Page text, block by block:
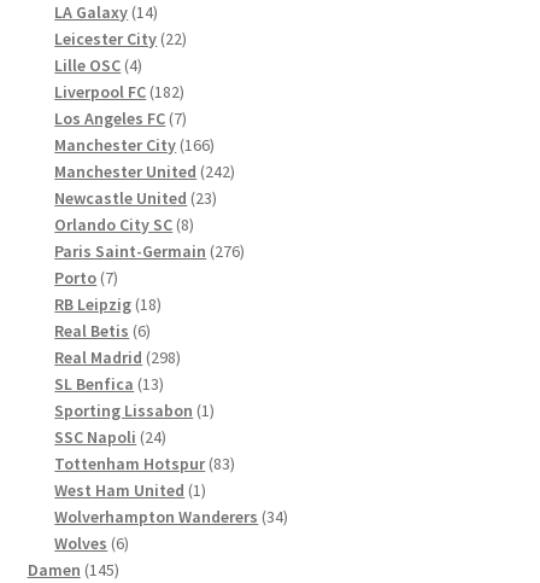
LA Galaxy 1414
Produkte
Leicester City 2222
Lille OSC 44
Produkte
Liverpool FC 182182
Produkte
Los Angeles FC 77
Produkte
Manchester City 166166
Produkte
Manchester United 242242
Newcastle United 2323
Orlando City SC 88
Produkte
Paris Saint-Germain 276276
Porto 77
Produkte
RB Leipzig 1818
Real Betis 66
Produkte
Real Madrid 298298
SL Benfica 1313
Produkte
Sporting Lissabon 11
SSC Napoli 2424
Produkte
Tottenham Hotspur 8383
West Ham United 11
Produkt
Wolverhampton Wanderers 3434
Wolves 66
Damen 145145